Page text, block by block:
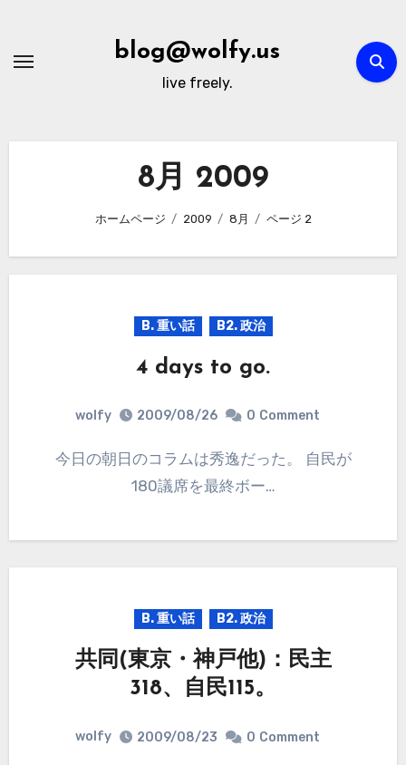
blog@wolfy.us
live freely.
8月 2009
ホームページ 2009 8月 ページ 2
B. 重い話 B2. 政治
4 days to go.
wolfy 2009/08/26 0 Comment
今日の朝日のコラムは秀逸だった。 自民が
180議席を最終ボー…
B. 重い話 B2. 政治
共同(東京・神戸他)：民主
318、自民115。
wolfy 2009/08/23 0 Comment